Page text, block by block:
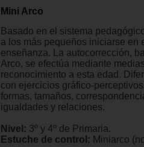
Mini Arco
Basado en el sistema
a los más pequeños iniciarse en
enseñanza. La autocorrección,
Arco, se efectúa mediante
reconocimiento a esta edad.
con ejercicios gráfico-
formas, tamaños,
igualdades y relaciones.
Nivel: 3º y 4º de Primaria.
Estuche de control: Miniarco